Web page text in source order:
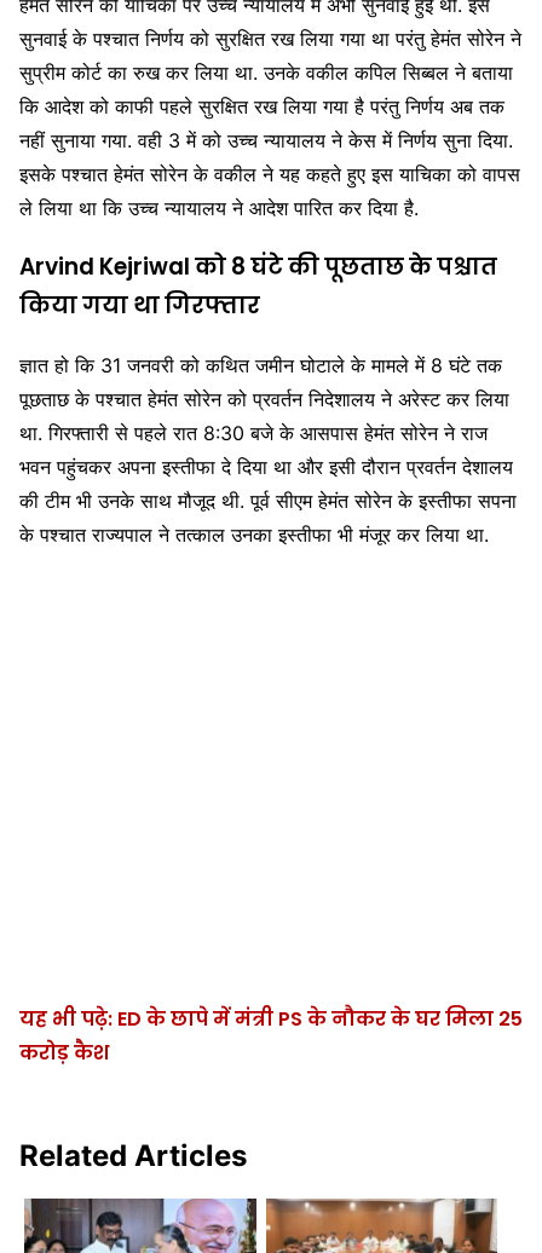
हेमंत सोरेन की याचिका पर उच्च न्यायालय में अभी सुनवाई हुई थी. इस
सुनवाई के पश्चात निर्णय को सुरक्षित रख लिया गया था परंतु हेमंत सोरेन ने
सुप्रीम कोर्ट का रुख कर लिया था. उनके वकील कपिल सिब्बल ने बताया
कि आदेश को काफी पहले सुरक्षित रख लिया गया है परंतु निर्णय अब तक
नहीं सुनाया गया. वही 3 में को उच्च न्यायालय ने केस में निर्णय सुना दिया.
इसके पश्चात हेमंत सोरेन के वकील ने यह कहते हुए इस याचिका को वापस
ले लिया था कि उच्च न्यायालय ने आदेश पारित कर दिया है.
Arvind Kejriwal को 8 घंटे की पूछताछ के पश्चात
किया गया था गिरफ्तार
ज्ञात हो कि 31 जनवरी को कथित जमीन घोटाले के मामले में 8 घंटे तक
पूछताछ के पश्चात हेमंत सोरेन को प्रवर्तन निदेशालय ने अरेस्ट कर लिया
था. गिरफ्तारी से पहले रात 8:30 बजे के आसपास हेमंत सोरेन ने राज
भवन पहुंचकर अपना इस्तीफा दे दिया था और इसी दौरान प्रवर्तन देशालय
की टीम भी उनके साथ मौजूद थी. पूर्व सीएम हेमंत सोरेन के इस्तीफा सपना
के पश्चात राज्यपाल ने तत्काल उनका इस्तीफा भी मंजूर कर लिया था.
यह भी पढ़े: ED के छापे में मंत्री PS के नौकर के घर मिला 25
करोड़ कैश
Related Articles